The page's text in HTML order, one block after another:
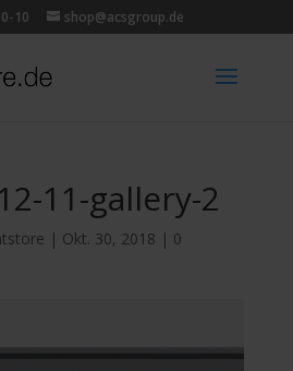
10 shop@acsgroup.de
11-gallery-2
| Okt. 30, 2018 | 0